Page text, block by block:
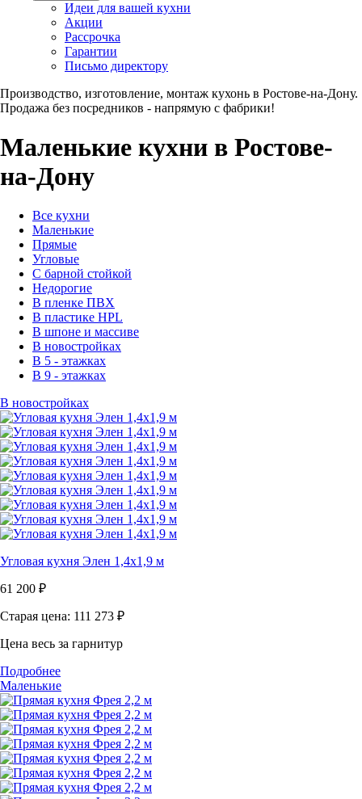
Идеи для вашей кухни
Акции
Рассрочка
Гарантии
Письмо директору
Производство, изготовление, монтаж кухонь в Ростове-на-Дону.
Продажа без посредников - напрямую с фабрики!
Маленькие кухни в Ростове-
на-Дону
Все кухни
Маленькие
Прямые
Угловые
С барной стойкой
Недорогие
В пленке ПВХ
В пластике HPL
В шпоне и массиве
В новостройках
В 5 - этажках
В 9 - этажках
В новостройках
Угловая кухня Элен 1,4х1,9 м
61 200 ₽
Старая цена: 111 273 ₽
Цена весь за гарнитур
Подробнее
Маленькие